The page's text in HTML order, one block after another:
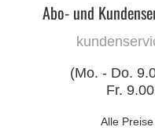
Abo- und
(Mo. - Do.
Fr.
Alle